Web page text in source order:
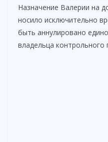
Назначение Валерии на
носило исключительно
быть аннулировано
владельца контрольного